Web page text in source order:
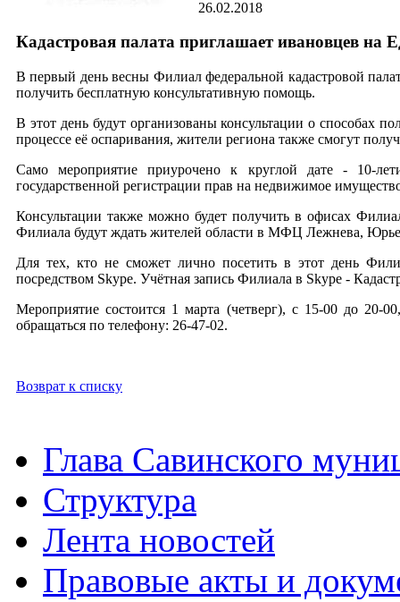
26.02.2018
Кадастровая палата приглашает ивановцев на
В первый день весны Филиал федеральной кадастровой
получить бесплатную консультативную помощь.
В этот день будут организованы консультации о способах
процессе её оспаривания, жители региона также смогут
Само мероприятие приурочено к круглой дате - 10-
государственной регистрации прав на недвижимое
Консультации также можно будет получить в офисах
Филиала будут ждать жителей области в МФЦ Лежнева,
Для тех, кто не сможет лично посетить в этот день
посредством Skype. Учётная запись Филиала в Skype -
Мероприятие состоится 1 марта (четверг), с 15-00 до
обращаться по телефону: 26-47-02.
Возврат к списку
Глава Савинского
Структура
Лента новостей
Правовые акты и